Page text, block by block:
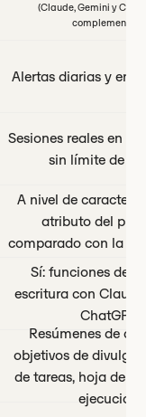
(Claude, Gemini y
complementos.)
Alertas diarias y en
Sesiones reales en el
sin límite de
A nivel de
atributo del
comparado con la
Sí: funciones de
escritura con
ChatGPT
Resúmenes de
objetivos de
de tareas, hoja de
ejecución